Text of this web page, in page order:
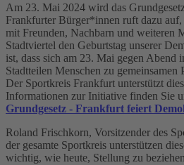
Am 23. Mai 2024 wird das
Frankfurter Bürger*innen ruft dazu auf,
mit Freunden, Nachbarn und weiteren
Stadtviertel den Geburtstag unserer
ist, dass sich am 23. Mai gegen Abend
Stadtteilen Menschen zu
Der Sportkreis Frankfurt unterstützt
Informationen zur Initiative finden Sie
Grundgesetz - Frankfurt feiert
Roland Frischkorn, Vorsitzender des
der gesamte Sportkreis unterstützen
wichtig, wie heute, Stellung zu